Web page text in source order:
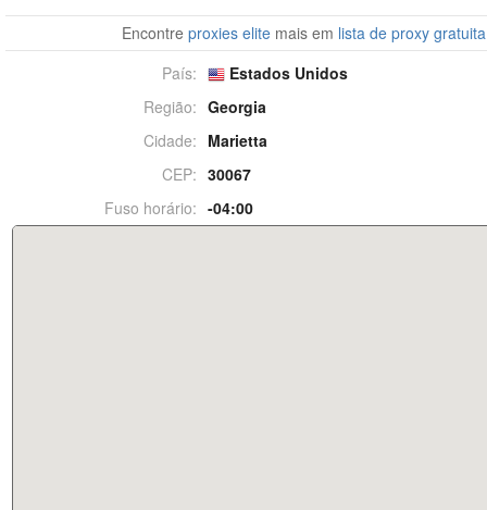
Encontreproxies elite mais em lista de proxy gratuita
País:
Estados Unidos
Região: Georgia
Cidade: Marietta
CEP: 30067
Fuso horário: -04:00